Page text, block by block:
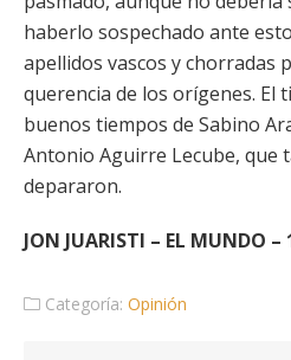
haberlo sospechado ante
apellidos vascos y chorradas
querencia de los orígenes. El
buenos tiempos de Sabino
Antonio Aguirre Lecube, que
depararon.
JON JUARISTI – EL MUNDO
Categoría: Opinión